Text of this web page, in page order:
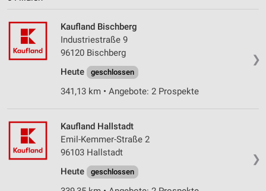
❯
Kaufland Bischberg
Industriestraße 9
96120 Bischberg
Heute
geschlossen
341,13 km • Angebote: 2 Prospekte
❯
Kaufland Hallstadt
Emil-Kemmer-Straße 2
96103 Hallstadt
Heute
geschlossen